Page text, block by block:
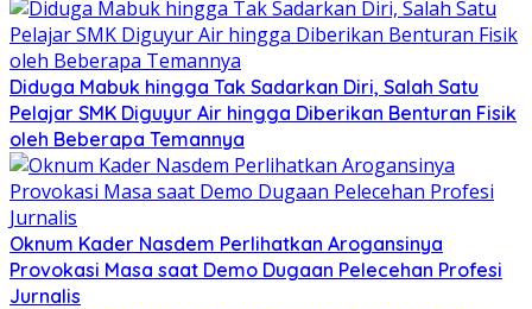
Diduga Mabuk hingga Tak Sadarkan Diri, Salah Satu
Pelajar SMK Diguyur Air hingga Diberikan Benturan Fisik
oleh Beberapa Temannya
Oknum Kader Nasdem Perlihatkan Arogansinya
Provokasi Masa saat Demo Dugaan Pelecehan Profesi
Jurnalis